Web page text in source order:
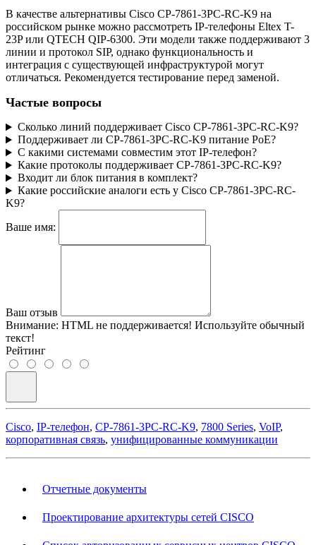
В качестве альтернативы Cisco CP-7861-3PC-RC-K9 на
российском рынке можно рассмотреть IP-телефоны Eltex T-
23P или QTECH QIP-6300. Эти модели также поддерживают 3
линии и протокол SIP, однако функциональность и
интеграция с существующей инфраструктурой могут
отличаться. Рекомендуется тестирование перед заменой.
Частые вопросы
Сколько линий поддерживает Cisco CP-7861-3PC-RC-K9?
Поддерживает ли CP-7861-3PC-RC-K9 питание PoE?
С какими системами совместим этот IP-телефон?
Какие протоколы поддерживает CP-7861-3PC-RC-K9?
Входит ли блок питания в комплект?
Какие российские аналоги есть у Cisco CP-7861-3PC-RC-
K9?
Ваше имя:
Ваш отзыв
Внимание: HTML не поддерживается! Используйте обычный
текст!
Рейтинг
Cisco, IP-телефон, CP-7861-3PC-RC-K9, 7800 Series, VoIP,
корпоративная связь, унифицированные коммуникации
Отчетные документы
Проектирование архитектуры сетей CISCO